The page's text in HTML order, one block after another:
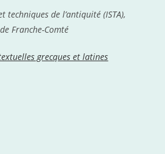
publication :
techniques de l’antiquité (ISTA),
Franche-Comté
grecques et latines